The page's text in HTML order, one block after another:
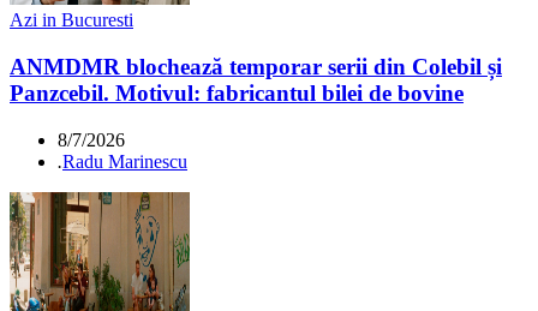
Azi in Bucuresti
ANMDMR blochează temporar serii din Colebil și
Panzcebil. Motivul: fabricantul bilei de bovine
8/7/2026
.Radu Marinescu